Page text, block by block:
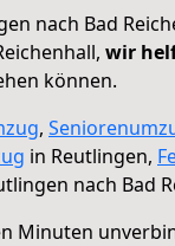
nach Bad
wir
können.
,
in Reutlingen,
nach Bad
Minuten